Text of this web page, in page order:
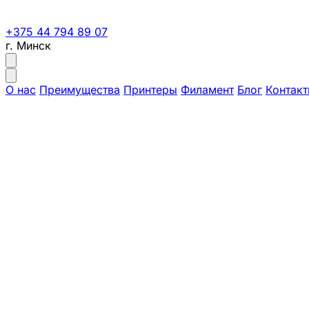
+375 44 794 89 07
г. Минск
О нас Преимущества Принтеры Филамент Блог